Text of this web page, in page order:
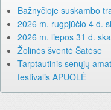
Bažnyčioje suskambo
2026 m. rugpjūčio 4 d.
2026 m. liepos 31 d.
Žolinės šventė Šatėse
Tarptautinis senųjų
festivalis APUOLĖ